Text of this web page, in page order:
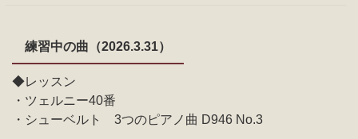
練習中の曲（2026.3.31）
◆レッスン
・ツェルニー40番
・シューベルト 3つのピアノ曲 D946 No.3